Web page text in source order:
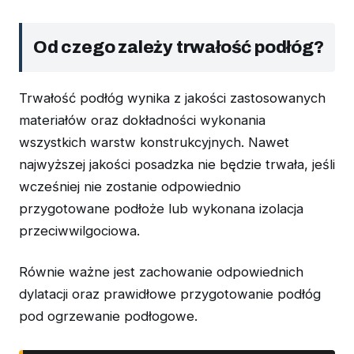
Od czego zależy trwałość podłóg?
Trwałość podłóg wynika z jakości zastosowanych
materiałów oraz dokładności wykonania
wszystkich warstw konstrukcyjnych. Nawet
najwyższej jakości posadzka nie będzie trwała, jeśli
wcześniej nie zostanie odpowiednio
przygotowane podłoże lub wykonana izolacja
przeciwwilgociowa.
Równie ważne jest zachowanie odpowiednich
dylatacji oraz prawidłowe przygotowanie podłóg
pod ogrzewanie podłogowe.